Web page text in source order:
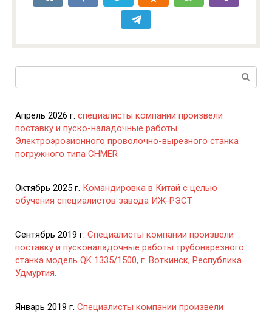
Апрель 2026 г. специалисты компании произвели
поставку и пуско-наладочные работы
Электроэрозионного проволочно-вырезного станка
погружного типа CHMER
Октябрь 2025 г. Командировка в Китай с целью
обучения специалистов завода ИЖ-РЭСТ
Сентябрь 2019 г. Специалисты компании произвели
поставку и пусконаладочные работы трубонарезного
станка модель QK 1335/1500, г. Воткинск, Республика
Удмуртия.
Январь 2019 г. Специалисты компании произвели